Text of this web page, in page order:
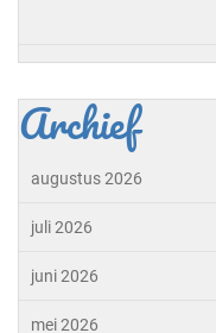
Archief
augustus 2026
juli 2026
juni 2026
mei 2026